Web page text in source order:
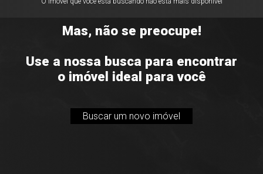
Mas, não se preocupe!
Use a nossa busca para encontrar
o imóvel ideal para você
Buscar um novo imóvel